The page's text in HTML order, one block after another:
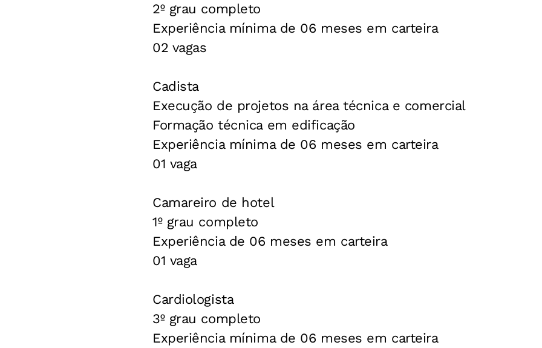
2º grau completo
Experiência mínima de 06 meses em carteira
02 vagas
Cadista
Execução de projetos na área técnica e comercial
Formação técnica em edificação
Experiência mínima de 06 meses em carteira
01 vaga
Camareiro de hotel
1º grau completo
Experiência de 06 meses em carteira
01 vaga
Cardiologista
3º grau completo
Experiência mínima de 06 meses em carteira